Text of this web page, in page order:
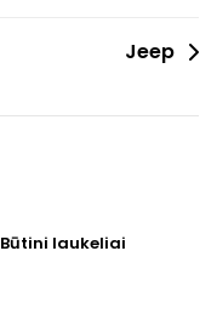
Jeep
Būtini laukeliai